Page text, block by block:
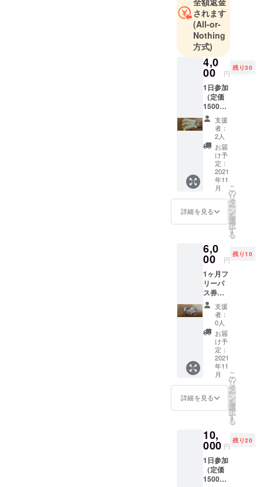
アメリカに
旅行中に
行った
フィットネ
スが楽し
く、日本に
なかったの
フィットネ
スを安城で
豊田市の高
ジャに暗闇
フィットネ
ス２号店を
オープンす
るも、1年後
大打撃。現
在はグルー
プフィット
ネスをス
トップし運
動教室をし
ている。
されます
(All-or-
Nothing
方式)
4,0
00 円
残り30
1日参加
（定価
1500
円）の
３回分
の回数
券（有
効期限
オープ
ンより
6ヶ月
）。 郵
送にて
チケッ
トをお
送りい
す。 チ
ケット
の使用
方法 チ
ケット1
枚につ
き１名
様がご
利用い
ただけ
ます。3
枚のチ
ケット
で同時
に３名
で参加
してい
す。
支援
者：
2人
お届
け予
定：
2021
年11
月
詳細を見る
こ
の
リ
タ
ー
ン
を
選
択
す
る
6,0
00 円
残り10
1ヶ月フ
リーパ
ス券
（定価
10000
円）。
2021年
11月末
までの
フリー
パスを
郵送い
たしま
す。 ＊
準備が
遅れた
後送り
し12月
になる
場合も
ありま
す。 チ
支援
者：
0人
お届
け予
定：
2021
年11
月
詳細を見る
こ
の
リ
タ
ー
ン
を
選
択
す
る
10,
000 円
残り20
1日参加
（定価
1500